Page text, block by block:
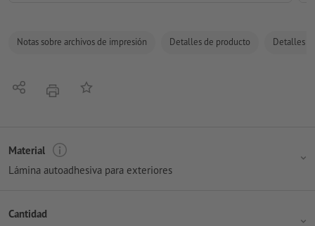
Notas sobre archivos de impresión Detalles de producto Detalles
CompartirimprimirAñadir a lista de favoritos
Material
Lámina autoadhesiva para exteriores
Cantidad